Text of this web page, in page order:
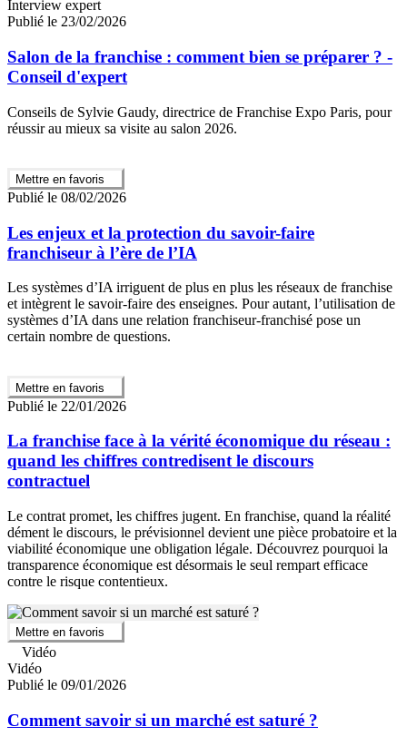
Interview expert
Publié le 23/02/2026
Salon de la franchise : comment bien se préparer ? -
Conseil d'expert
Conseils de Sylvie Gaudy, directrice de Franchise Expo Paris, pour
réussir au mieux sa visite au salon 2026.
Mettre en favoris
Publié le 08/02/2026
Les enjeux et la protection du savoir-faire
franchiseur à l’ère de l’IA
Les systèmes d’IA irriguent de plus en plus les réseaux de franchise
et intègrent le savoir-faire des enseignes. Pour autant, l’utilisation de
systèmes d’IA dans une relation franchiseur-franchisé pose un
certain nombre de questions.
Mettre en favoris
Publié le 22/01/2026
La franchise face à la vérité économique du réseau :
quand les chiffres contredisent le discours
contractuel
Le contrat promet, les chiffres jugent. En franchise, quand la réalité
dément le discours, le prévisionnel devient une pièce probatoire et la
viabilité économique une obligation légale. Découvrez pourquoi la
transparence économique est désormais le seul rempart efficace
contre le risque contentieux.
Mettre en favoris
Vidéo
Vidéo
Publié le 09/01/2026
Comment savoir si un marché est saturé ?